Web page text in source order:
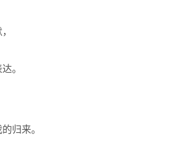
。
归来。